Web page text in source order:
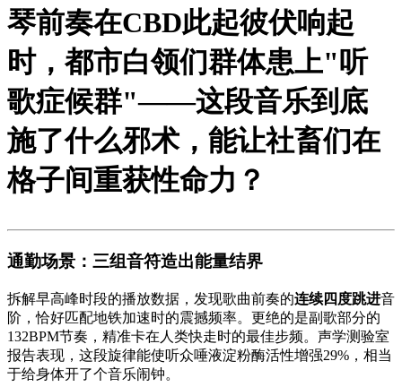
琴前奏在CBD此起彼伏响起
时，都市白领们群体患上"听
歌症候群"——这段音乐到底
施了什么邪术，能让社畜们在
格子间重获性命力？
通勤场景：三组音符造出能量结界
拆解早高峰时段的播放数据，发现歌曲前奏的连续四度跳进音
阶，恰好匹配地铁加速时的震撼频率。更绝的是副歌部分的
132BPM节奏，精准卡在人类快走时的最佳步频。声学测验室
报告表现，这段旋律能使听众唾液淀粉酶活性增强29%，相当
于给身体开了个音乐闹钟。